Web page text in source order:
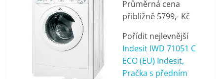
bazény
Elektro
Průměrná cena
přibližně 5799,- Kč
Pořídit nejlevnější
Indesit IWD 71051 C
ECO (EU) Indesit,
Pračka s předním